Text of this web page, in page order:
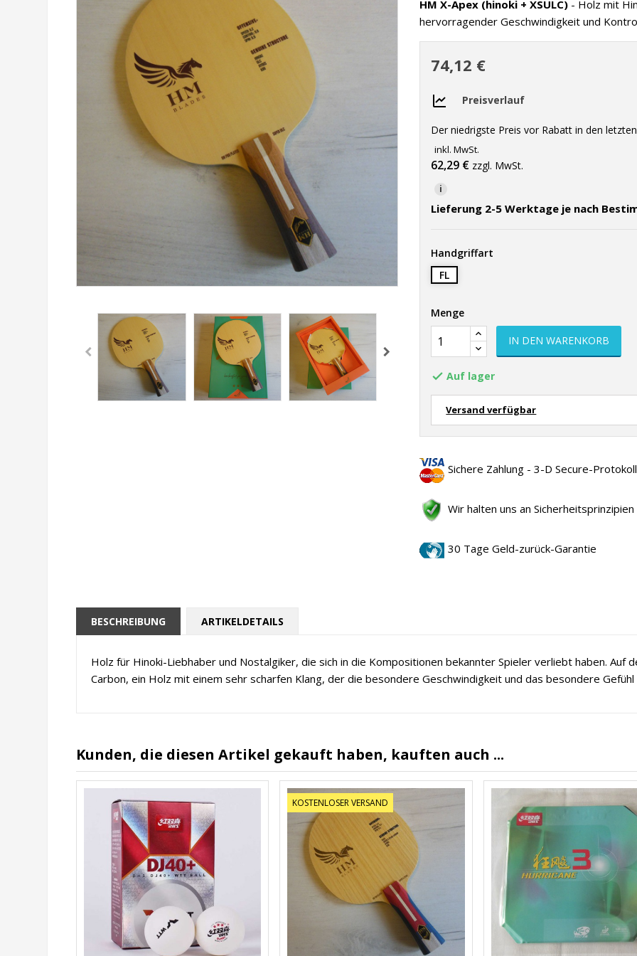
HM X-Apex (hinoki + XSULC) - Holz mit
hervorragender Geschwindigkeit und
74,12 €
Preisverlauf
Der niedrigste Preis vor Rabatt in den
inkl. MwSt.
62,29 € zzgl. MwSt.
i
Lieferung 2-5 Werktage je nach
Handgriffart
FL
Menge
IN DEN WARENKORB
 Auf lager
Versand verfügbar
Sichere Zahlung - 3-D Secure-Protokoll
Wir halten uns an Sicherheitsprinzipien
30 Tage Geld-zurück-Garantie
BESCHREIBUNG ARTIKELDETAILS
Holz für Hinoki-Liebhaber und Nostalgiker, die sich in die Kompositionen bekannter Spieler verliebt haben. Auf
Carbon, ein Holz mit einem sehr scharfen Klang, der die besondere Geschwindigkeit und das besondere
Kunden, die diesen Artikel gekauft haben, kauften auch ...
KOSTENLOSER VERSAND